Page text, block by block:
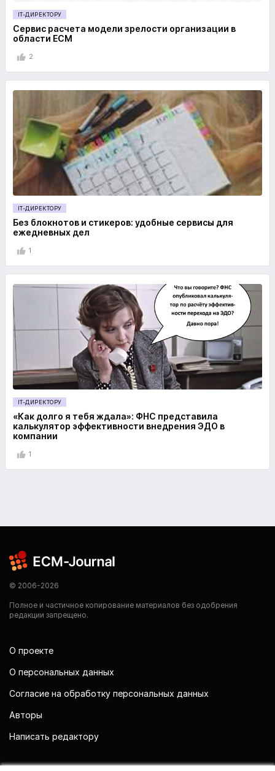
IT-ДИРЕКТОРУ
Сервис расчета модели зрелости организации в
области ECM
2
IT-ДИРЕКТОРУ
Без блокнотов и стикеров: удобные сервисы для
ежедневных дел
1
IT-ДИРЕКТОРУ
«Как долго я тебя ждала»: ФНС представила
калькулятор эффективности внедрения ЭДО в
компании
1
© 2006-2026
Полное и частичное копирование материалов без одобрения
редакции запрещено.
О проекте
О персональных данных
Согласие на обработку персональных данных
Авторы
Написать редактору